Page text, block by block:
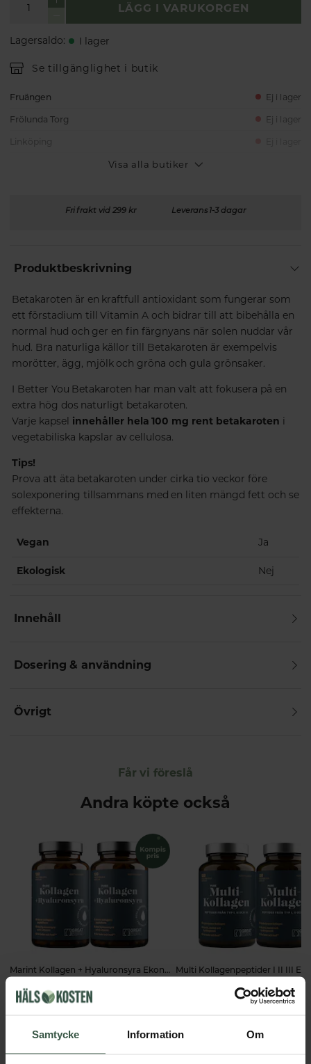
Samtycke Information Om
LÄGG I VARUKORGEN
Lagersaldo: I lager
Se tillgänglighet i butik
Fruängen Ej i lager
Frölunda Torg Ej i lager
Visa alla butiker
Fri frakt vid 299 kr Leverans 1-3 dagar
Produktbeskrivning
Betakaroten är en kraftfull antioxidant som fungerar som
ett förstadium till Vitamin A och bidrar till att bibehålla en
normal hud och ger en fin färgnyans när solen nuddar vår
hud. Bra naturliga källor till Betakaroten är exempelvis
morötter, ägg, mjölk och gröna och gula grönsaker.
I Better You Betakaroten har man valt att fokusera på en
extra hög dos naturligt betakaroten.
Varje kapsel innehåller hela 100 mg rent betakaroten i
vegetabiliska kapslar av cellulosa.
Tips!
Prova att äta betakaroten under cirka tio veckor före
solexponering tillsammans med en liten mängd fett och se
effekterna.
Vegan Ja
Ekologisk Nej
Innehåll
Dosering & användning
Övrigt
Får vi föreslå
Andra köpte också
Marint Kollagen + Hyaluronsyra Ekonomipack 2x120k
398 kr
Great Essentials
498 kr 598 kr